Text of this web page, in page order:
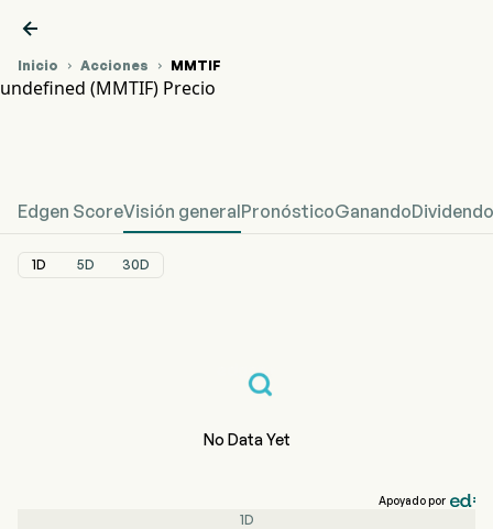

Inicio  Acciones  MMTIF
undefined (MMTIF) Precio
Edgen ScoreVisión generalPronósticoGanando
1D 5D 30D
No Data Yet
Apoyado por
1D